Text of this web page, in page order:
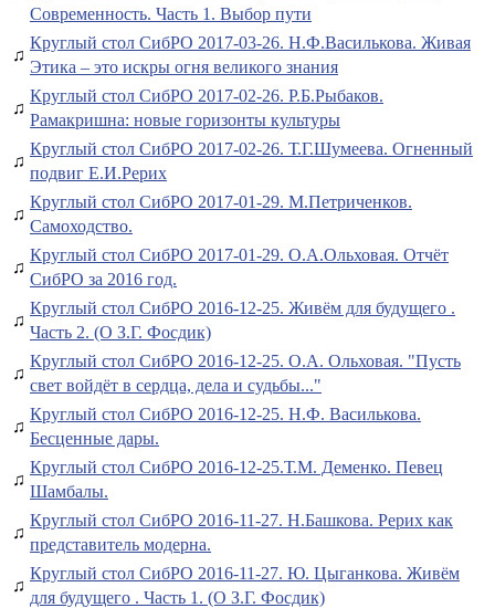
Современность. Часть 1. Выбор пути
♫
Круглый стол СибРО 2017-03-26. Н.Ф.Василькова. Живая
Этика – это искры огня великого знания
♫
Круглый стол СибРО 2017-02-26. Р.Б.Рыбаков.
Рамакришна: новые горизонты культуры
♫
Круглый стол СибРО 2017-02-26. Т.Г.Шумеева. Огненный
подвиг Е.И.Рерих
♫
Круглый стол СибРО 2017-01-29. М.Петриченков.
Самоходство.
♫
Круглый стол СибРО 2017-01-29. О.А.Ольховая. Отчёт
СибРО за 2016 год.
♫
Круглый стол СибРО 2016-12-25. Живём для будущего .
Часть 2. (О З.Г. Фосдик)
♫
Круглый стол СибРО 2016-12-25. О.А. Ольховая. "Пусть
свет войдёт в сердца, дела и судьбы..."
♫
Круглый стол СибРО 2016-12-25. Н.Ф. Василькова.
Бесценные дары.
♫
Круглый стол СибРО 2016-12-25.Т.М. Деменко. Певец
Шамбалы.
♫
Круглый стол СибРО 2016-11-27. Н.Башкова. Рерих как
представитель модерна.
♫
Круглый стол СибРО 2016-11-27. Ю. Цыганкова. Живём
для будущего . Часть 1. (О З.Г. Фосдик)